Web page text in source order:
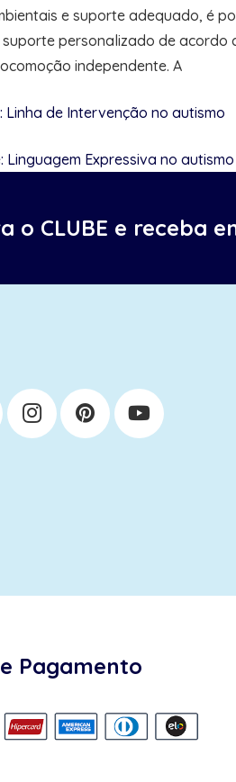
e suporte adequado, é
personalizado de
independente. A
Linha de Intervenção no autismo
Linguagem Expressiva no autismo
o CLUBE e receba
Pagamento